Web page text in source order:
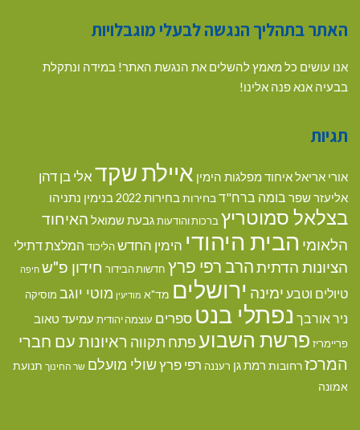
האתר בתהליך הנגשה לבעלי מוגבלויות
אנו עושים כל מאמץ להשלים את הנגשת האתר! במידה ונתקלת
בבעיה אנא פנה אלינו!
תגיות
אורי אריאלאיחוד מפלגות הימין איילת שקדאלי בן דהן
אליעזר שפר בומה ברח"דבחירות בחירות 2022 בנימין נתניהו
בצלאל סמוטריץ ברכות והודעותגבעת שמואל האיחוד
הלאומי הבית היהודי הימין החדשהליכוד המלצת דתילי
הציונות הדתיתהרב רפי פרץ חדשות הבידור חידון פ"ש חיפה
טיולים וטבע ימינה ירושלים מד"א מודיעין מוטי יוגב מוסיקה
ניר אורבך נפתלי בנט ספרים עוצמה יהודית עמיעד טאוב
פריימריז פרשת השבועפתח תקווה ראיונות עם חברי
המרכזרחובות רמת גן רעננה רפי פרץשולי מועלם שר החינוך תנועת
אמונה